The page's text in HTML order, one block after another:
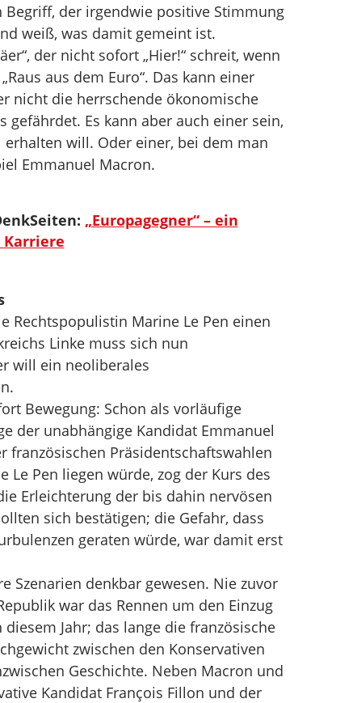
der irgendwie positive Stimmung
weiß, was damit gemeint ist.
der nicht sofort „Hier!“ schreit, wenn
aus dem Euro“. Das kann einer
nicht die herrschende ökonomische
Es kann aber auch einer sein,
will. Oder einer, bei dem man
Emmanuel Macron.
„Europagegner“ – ein
Karriere
Rechtspopulistin Marine Le Pen einen
Linke muss sich nun
will ein neoliberales
Bewegung: Schon als vorläufige
der unabhängige Kandidat Emmanuel
französischen Präsidentschaftswahlen
Pen liegen würde, zog der Kurs des
Erleichterung der bis dahin nervösen
sich bestätigen; die Gefahr, dass
geraten würde, war damit erst
Szenarien denkbar gewesen. Nie zuvor
war das Rennen um den Einzug
Jahr; das lange die französische
zwischen den Konservativen
Geschichte. Neben Macron und
Kandidat François Fillon und der